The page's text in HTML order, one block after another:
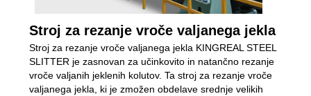
Stroj za rezanje vroče valjanega jekla
Stroj za rezanje vroče valjanega jekla KINGREAL STEEL
SLITTER je zasnovan za učinkovito in natančno rezanje
vroče valjanih jeklenih kolutov. Ta stroj za rezanje vroče
valjanega jekla, ki je zmožen obdelave srednje velikih